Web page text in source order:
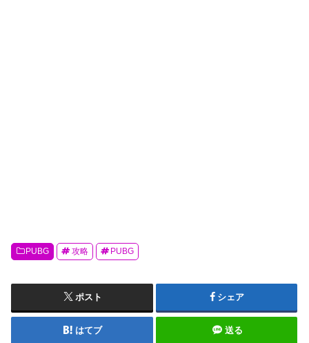
PUBG 攻略 PUBG
ポスト シェア
はてブ 送る